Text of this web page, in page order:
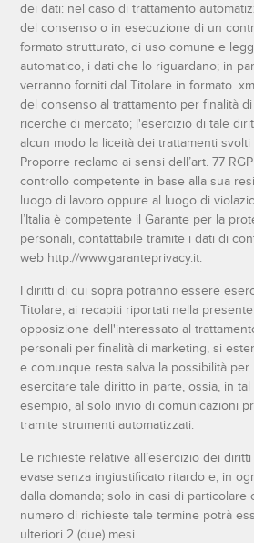
dei dati: nel caso di trattamento
del consenso o in esecuzione di un
formato strutturato, di uso comune e
automatico, i dati che lo riguardano; in
verranno forniti dal Titolare in formato
del consenso al trattamento per finalità
ricerche di mercato; l'esercizio di tale
alcun modo la liceità dei trattamenti svolti
Proporre reclamo ai sensi dell’art. 77
controllo competente in base alla sua
luogo di lavoro oppure al luogo di
l’Italia è competente il Garante per la
personali, contattabile tramite i dati di
web http://www.garanteprivacy.it.
I diritti di cui sopra potranno essere
Titolare, ai recapiti riportati nella
opposizione dell'interessato al
personali per finalità di marketing, si
e comunque resta salva la possibilità per
esercitare tale diritto in parte, ossia, in
esempio, al solo invio di comunicazioni
tramite strumenti automatizzati.
Le richieste relative all’esercizio dei
evase senza ingiustificato ritardo e, in
dalla domanda; solo in casi di particolare
numero di richieste tale termine potrà
ulteriori 2 (due) mesi.